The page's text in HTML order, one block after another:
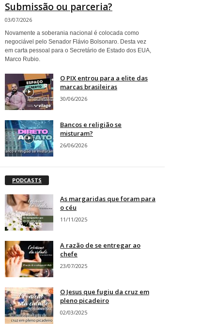
Submissão ou parceria?
03/07/2026
Novamente a soberania nacional é colocada como
negociável pelo Senador Flávio Bolsonaro. Desta vez
em carta pessoal para o Secretário de Estado dos EUA,
Marco Rubio.
O PIX entrou para a elite das
marcas brasileiras
30/06/2026
Bancos e religião se
misturam?
26/06/2026
PODCASTS
As margaridas que foram para
o céu
11/11/2025
A razão de se entregar ao
chefe
23/07/2025
O Jesus que fugiu da cruz em
pleno picadeiro
02/03/2025